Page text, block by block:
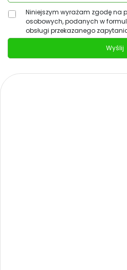
Niniejszym wyrażam zgodę na
osobowych, podanych w
obsługi przekazanego